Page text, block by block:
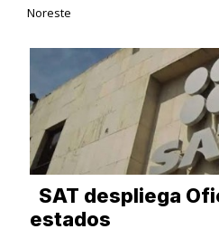
Noreste
SAT despliega
estados